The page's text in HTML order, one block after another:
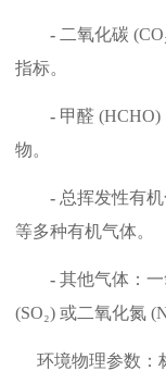
- 二氧化碳
指标。
- 甲醛
物。
- 总挥发性有
等多种有机气体。
- 其他气体：
(SO₂) 或二氧化氮
环境物理参数：